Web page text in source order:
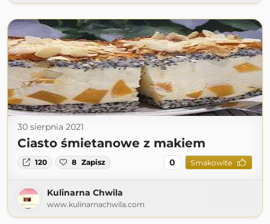
30 sierpnia 2021
Ciasto śmietanowe z makiem
120 8 Zapisz 0 Smakowite
Kulinarna Chwila
www.kulinarnachwila.com